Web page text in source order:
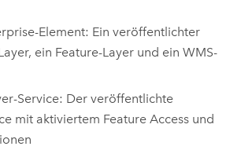
-Element: Ein veröffentlichter
ein Feature-Layer und ein WMS-
-Service: Der veröffentlichte
mit aktiviertem Feature Access und